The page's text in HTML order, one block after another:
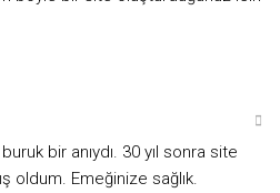
bir anıydı. 30 yıl sonra site
oldum. Emeğinize sağlık.